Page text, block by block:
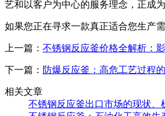
艺和以客户为中心的服务理念，正成
如果您正在寻求一款真正适合您生产
上一篇： 不锈钢反应釜价格全解析：
下一篇： 防爆反应釜：高危工艺过程
相关文章
不锈钢反应釜出口市场的现状、